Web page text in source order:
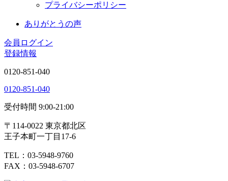
プライバシーポリシー
ありがとうの声
会員ログイン
登録情報
0120-851-040
0120-851-040
受付時間 9:00-21:00
〒114-0022 東京都北区
王子本町一丁目17-6
TEL：03-5948-9760
FAX：03-5948-6707